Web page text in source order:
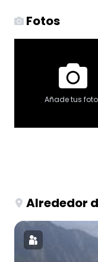
Fotos
Añade tus
Alrededor